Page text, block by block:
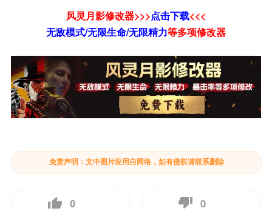
风灵月影修改器>>>点击下载<<<
无敌模式/无限生命/无限精力等多项修改器
免责声明：文中图片应用自网络，如有侵权请联系删除
0 0